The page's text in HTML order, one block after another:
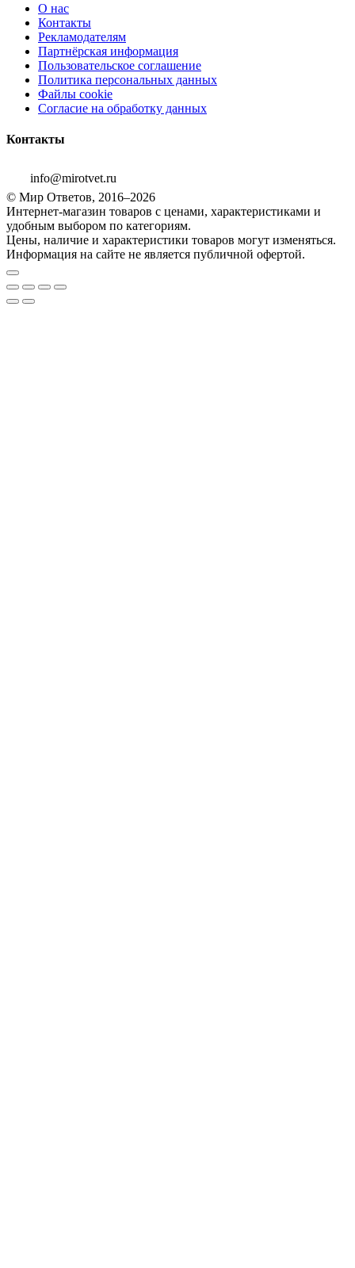
О нас
Контакты
Рекламодателям
Партнёрская информация
Пользовательское соглашение
Политика персональных данных
Файлы cookie
Согласие на обработку данных
Контакты
info@mirotvet.ru
© Мир Ответов, 2016–2026
Интернет-магазин товаров с ценами, характеристиками и
удобным выбором по категориям.
Цены, наличие и характеристики товаров могут изменяться.
Информация на сайте не является публичной офертой.